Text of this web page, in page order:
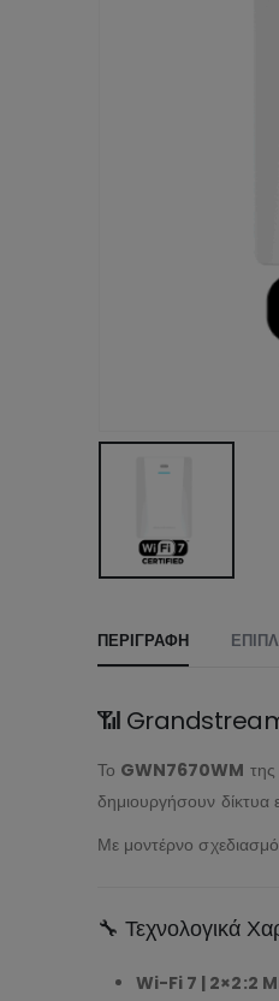
ΠΕΡΙΓΡΑΦΉ
📶 Grandstream
Το GWN7670WM της
δημιουργήσουν δίκτυα
Με μοντέρνο
🔧 Τεχνολογικά
Wi-Fi 7 | 2×2:2